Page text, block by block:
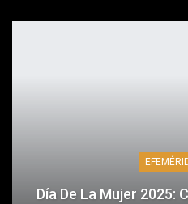
Día De La Mujer 2025: